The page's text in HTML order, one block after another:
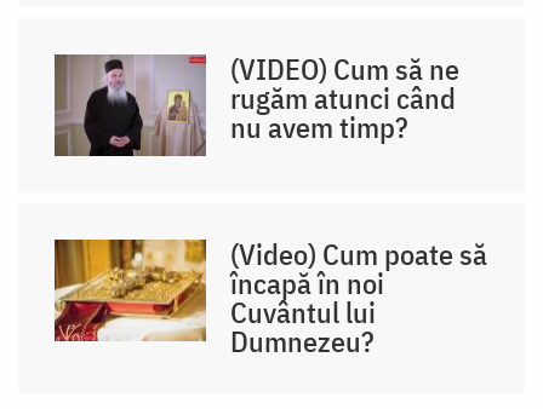
(VIDEO) Cum să ne
rugăm atunci când
nu avem timp?
(Video) Cum poate să
încapă în noi
Cuvântul lui
Dumnezeu?